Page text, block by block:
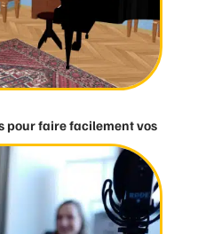
pour faire facilement vos